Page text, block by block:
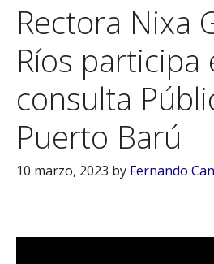
Rectora Nixa
Ríos participa
consulta
Puerto Barú
10 marzo, 2023 by Fernando